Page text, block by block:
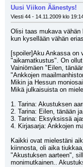
Uusi Viikon Äänestys!
Viesti 44 - 14.11.2009 klo
Olisi taas mukava
kun kysellään vähän
[spoiler]Aku Ankassa on
"aikamatkustus". On
Vainiömäen "Eilen,
"Ankkojen
Mikin ja Hessun
Mikä julkaisuista on
1. Tarina: Akustuksen
2. Tarina: Eilen, tänään
3. Tarina: Eksyksissä
4. Kirjasarja: Ankkojen
Kaikki ovat mielestäni
kiinnosta, oli aika
"Akustuksen aarteen",
monimutkainen..